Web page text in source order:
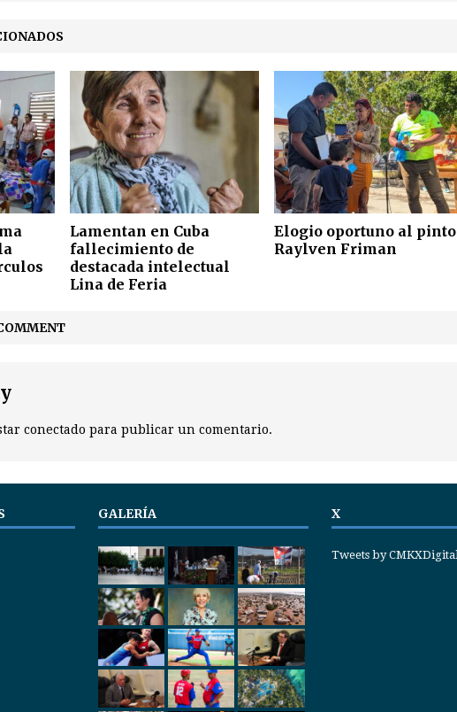
Lamentan en Cuba
fallecimiento de
destacada intelectual
Lina de Feria
Elogio oportuno al
Raylven Friman
conectado para publicar un comentario.
GALERÍA X
Tweets by